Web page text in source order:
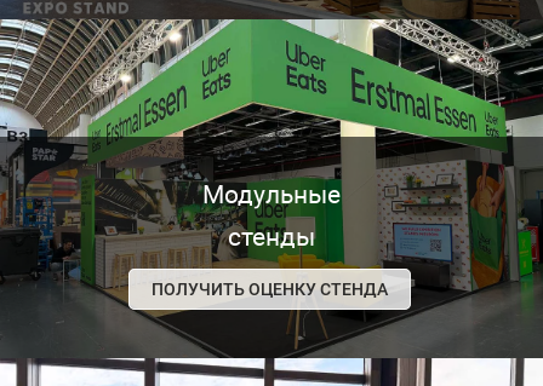
Модульные
стенды
ПОЛУЧИТЬ ОЦЕНКУ СТЕНДА